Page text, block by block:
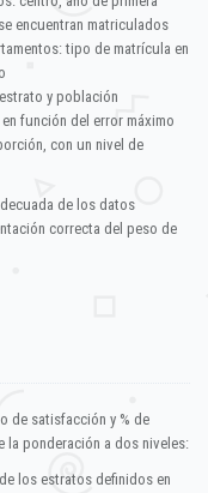
encuentran matriculados
tipo de matrícula en
y población
función del error máximo
con un nivel de
de los datos
correcta del peso de
de satisfacción y % de
ponderación a dos niveles:
los estratos definidos en